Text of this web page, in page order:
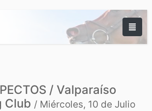
/ Valparaíso
Club / Miércoles, 10 de Julio